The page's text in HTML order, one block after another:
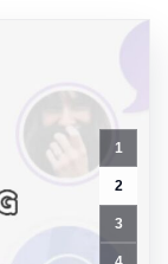
1
2
3